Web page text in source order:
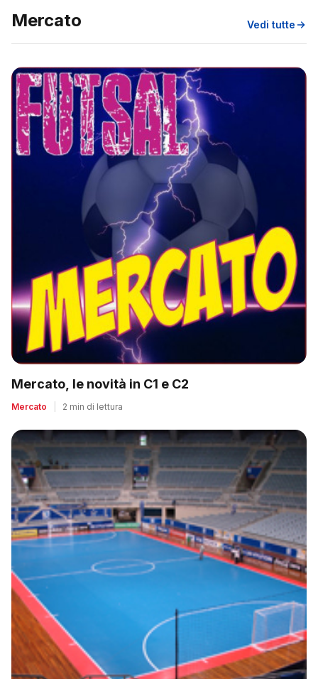
Mercato Vedi tutte
Mercato, le novità in C1 e C2
Mercato 2 min di lettura